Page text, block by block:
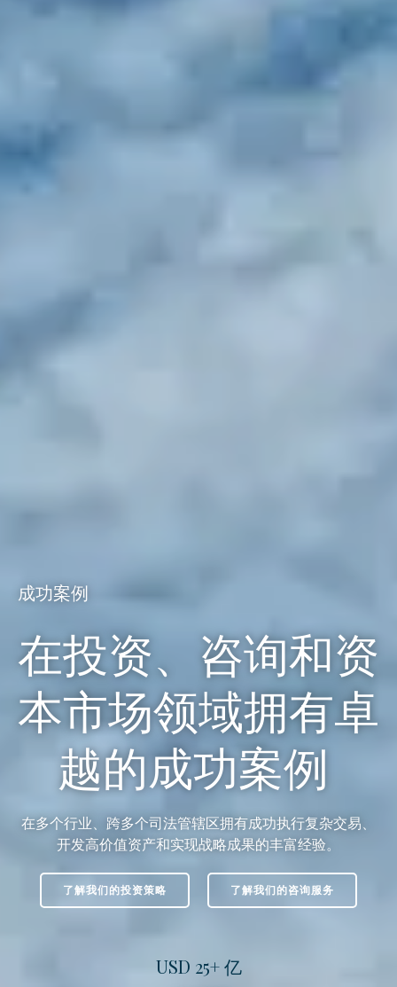
成功案例
在投资、咨询和资
本市场领域拥有卓
越的成功案例
在多个行业、跨多个司法管辖区拥有成功执行复杂交易、
开发高价值资产和实现战略成果的丰富经验。
了解我们的投资策略 了解我们的咨询服务
USD 25+ 亿